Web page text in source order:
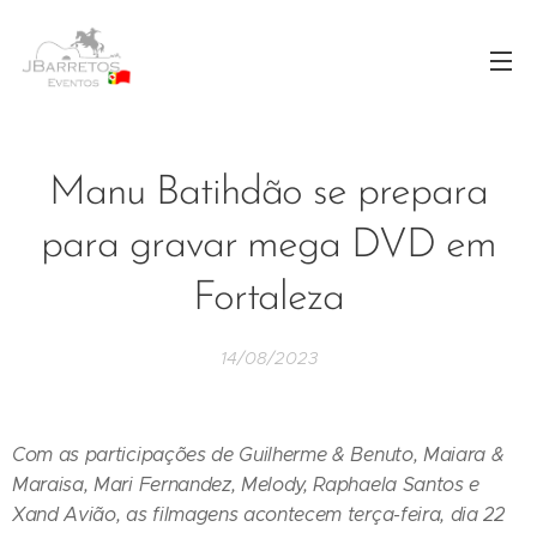
Manu Batihdão se prepara
para gravar mega DVD em
Fortaleza
14/08/2023
Com as participações de Guilherme & Benuto, Maiara &
Maraisa, Mari Fernandez, Melody, Raphaela Santos e
Xand Avião, as filmagens acontecem terça-feira, dia 22